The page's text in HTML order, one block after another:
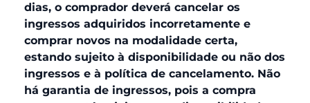
dias, o comprador deverá cancelar os
ingressos adquiridos incorretamente e
comprar novos na modalidade certa,
estando sujeito à disponibilidade ou não dos
ingressos e à política de cancelamento. Não
há garantia de ingressos, pois a compra